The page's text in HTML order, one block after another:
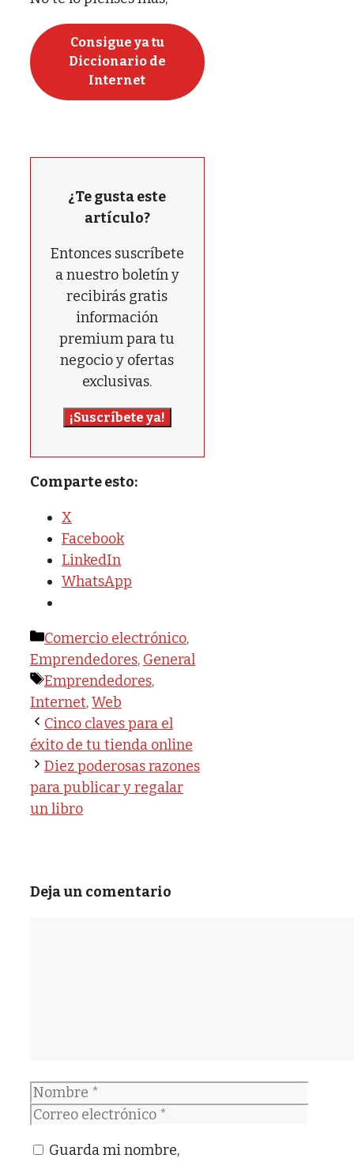
Consigue ya tu
Diccionario de
Internet
¿Te gusta este
artículo?
Entonces suscríbete
a nuestro boletín y
recibirás gratis
información
premium para tu
negocio y ofertas
exclusivas.
¡Suscríbete ya!
Comparte esto:
X
Facebook
LinkedIn
WhatsApp
Categorías
Comercio electrónico,
Emprendedores, General
Etiquetas
Emprendedores,
Internet,Web
Cinco claves para el
éxito de tu tienda online
Diez poderosas razones
para publicar y regalar
un libro
Deja un comentario
Nombre
Correo
Guarda mi nombre,